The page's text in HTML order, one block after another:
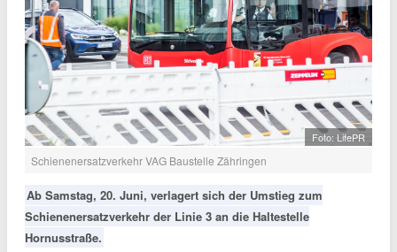
Foto: LifePR
Schienenersatzverkehr VAG Baustelle Zähringen
Ab Samstag, 20. Juni, verlagert sich der Umstieg zum
Schienenersatzverkehr der Linie 3 an die Haltestelle
Hornusstraße.